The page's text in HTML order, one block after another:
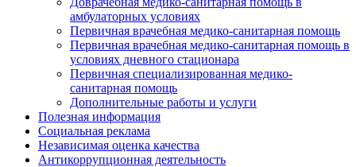
амбулаторных условиях
Первичная врачебная медико-санитарная помощь
Первичная врачебная медико-санитарная помощь в
условиях дневного стационара
Первичная специализированная медико-
санитарная помощь
Дополнительные работы и услуги
Полезная информация
Социальная реклама
Независимая оценка качества
Антикоррупционная деятельность